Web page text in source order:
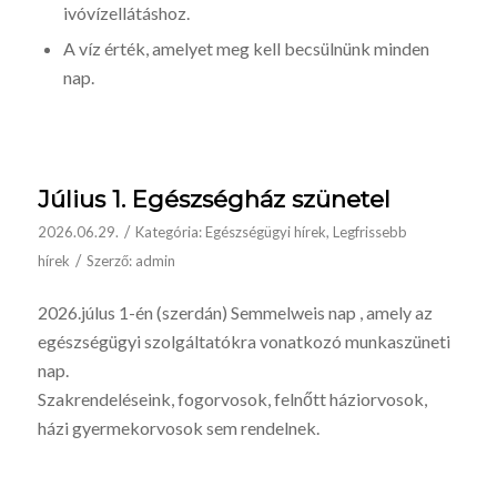
ivóvízellátáshoz.
A víz érték, amelyet meg kell becsülnünk minden
nap.
Július 1. Egészségház szünetel
2026.06.29. / Kategória:Egészségügyi hírek, Legfrissebb
hírek / Szerző: admin
2026.júlus 1-én (szerdán) Semmelweis nap , amely az
egészségügyi szolgáltatókra vonatkozó munkaszüneti
nap.
Szakrendeléseink, fogorvosok, felnőtt háziorvosok,
házi gyermekorvosok sem rendelnek.